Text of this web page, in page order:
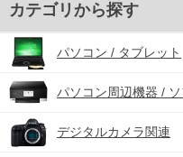
カテゴリから探す
パソコン / タブレット
パソコン周辺機器 / ソ
デジタルカメラ関連